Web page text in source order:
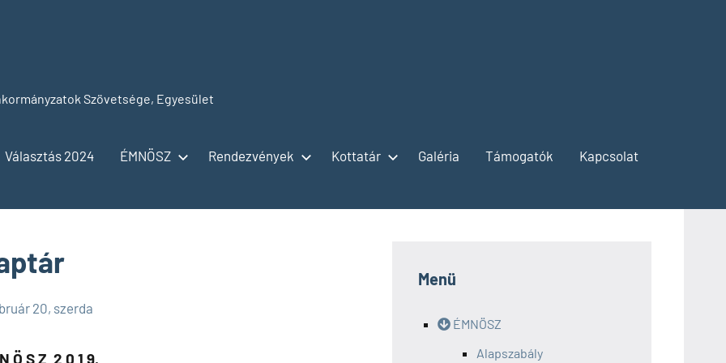
Szövetsége, Egyesület
Választás 2024 ÉMNÖSZ Rendezvények Kottatár Galéria Támogatók Kapcsolat
20, szerda
Ö S Z 2 0 1 9.
Menü
ÉMNÖSZ
Alapszabály